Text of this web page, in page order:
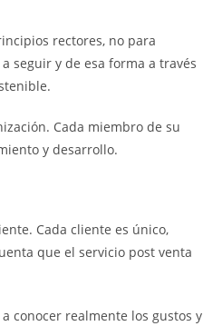
rectores, no para
seguir y de esa forma a través
Cada miembro de su
y desarrollo.
Cada cliente es único,
que el servicio post venta
conocer realmente los gustos y